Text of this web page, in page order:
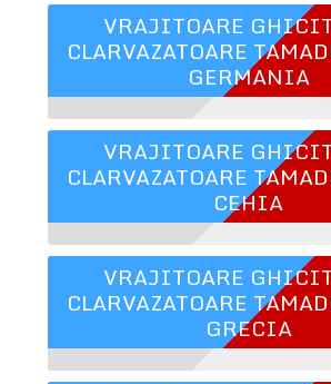
VRAJITOARE
CLARVAZATOARE
GERMANIA
VRAJITOARE
CLARVAZATOARE
CEHIA
VRAJITOARE
CLARVAZATOARE
GRECIA